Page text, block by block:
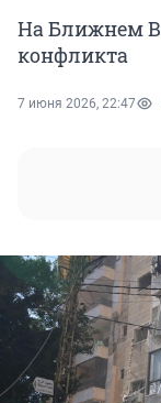
На Ближнем
конфликта
7 июня 2026, 22:47